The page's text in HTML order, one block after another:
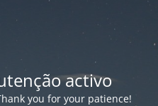
activo
you for your patience!